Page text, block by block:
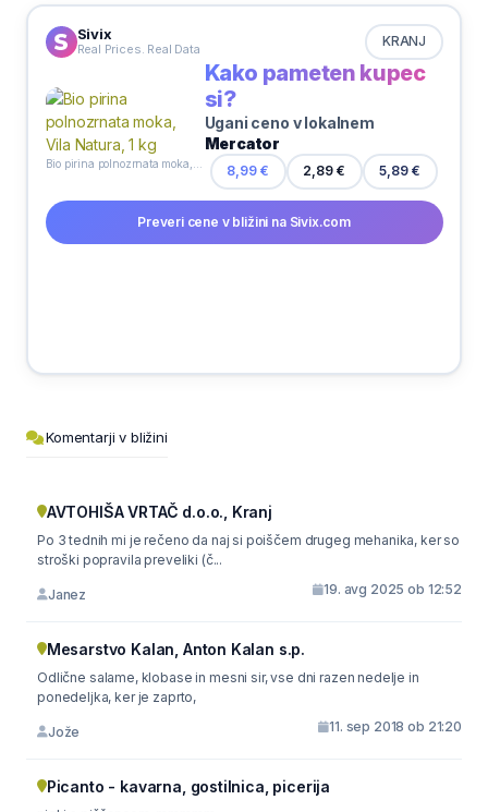
Sivix
Real Prices. Real Data KRANJ
Kako pameten kupec
si?
Ugani ceno v lokalnem
Mercator
8,99 € 2,89 € 5,89 €
Preveri cene v bližini na Sivix.com
Komentarji v bližini
AVTOHIŠA VRTAČ d.o.o., Kranj
Po 3 tednih mi je rečeno da naj si poiščem drugeg mehanika, ker so
stroški popravila preveliki (č...
Janez 19. avg 2025 ob 12:52
Mesarstvo Kalan, Anton Kalan s.p.
Odlične salame, klobase in mesni sir, vse dni razen nedelje in
ponedeljka, ker je zaprto,
Jože 11. sep 2018 ob 21:20
Picanto - kavarna, gostilnica, picerija